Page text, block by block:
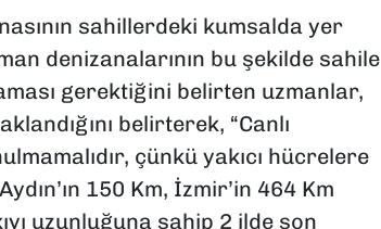
sahillerdeki kumsalda yer
denizanalarının bu şekilde sahile
gerektiğini belirten uzmanlar,
belirterek, “Canlı
çünkü yakıcı hücrelere
150 Km, İzmir’in 464 Km
uzunluğuna sahip 2 ilde son